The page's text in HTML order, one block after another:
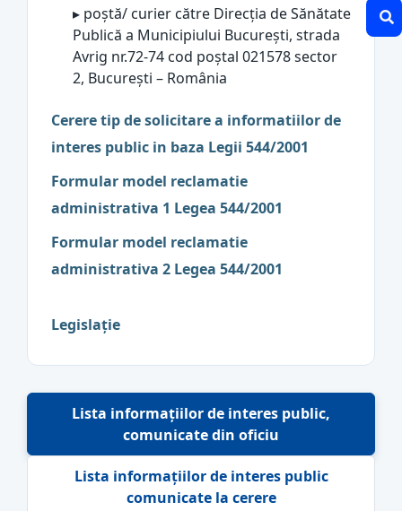
▸ poștă/ curier către Direcția de Sănătate
Publică a Municipiului București, strada
Avrig nr.72-74 cod poștal 021578 sector
2, București – România
Cerere tip de solicitare a informatiilor de
interes public in baza Legii 544/2001
Formular model reclamatie
administrativa 1 Legea 544/2001
Formular model reclamatie
administrativa 2 Legea 544/2001
Legislație
Lista informațiilor de interes public,
comunicate din oficiu
Lista informațiilor de interes public
comunicate la cerere